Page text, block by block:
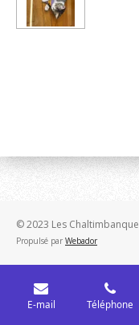
© 2023 Les
Propulsé par Webador
E-mail Téléphone